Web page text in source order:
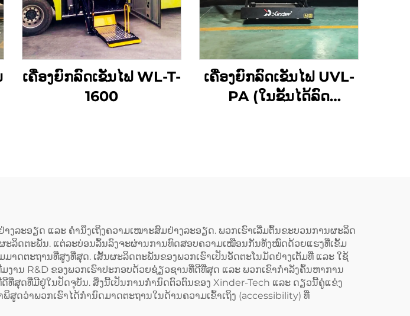
ເຄື່ອງຍົກລົດເຂັນໄຟ WL-T-
1600
ເຄື່ອງຍົກລົດເຂັນໄຟ UVL-
PA (ໃນຂັ້ນໄດ້ລົດ
ລະອຽດ ແລະ ຄຳນຶງເຖິງຄວາມເໝາະສົມຢ່າງລະອຽດ. ພວກເຮົາເລີ່ມຕົ້ນຂະບວນການຜະລິດ
ລິດຕະພັນ. ແຕ່ລະບ່ອນລົ້ນລົງຈະຜ່ານການທົດສອບຄວາມເໝືອນກັນທັງໝົດດ້ວຍແຮງທີ່ເຂັ້ມ
າດຕະຖານທີ່ສູງທີ່ສຸດ. ເສັ້ນຜະລິດຕະພັນຂອງພວກເຮົາເປັນອັດຕະໂນມັດຢ່າງເຕັມທີ່ ແລະ ໃຊ້
ນ R&D ຂອງພວກເຮົາປະກອບດ້ວຍຊ່ຽວຊານທີ່ດີທີ່ສຸດ ແລະ ພວກເຂົາກຳລັງຄົ້ນຫາການ
ສຸດທີ່ມີຢູ່ໃນປັດຈຸບັນ. ສິ່ງນີ້ເປັນການກຳນົດຕົວຕົນຂອງ Xinder-Tech ແລະ ດຽວນີ້ຄູ່ແຂ່ງ
ດວ່າພວກເຮົາໄດ້ກຳນົດມາດຕະຖານໃນດ້ານຄວາມເຂົ້າເຖິງ (accessibility) ທີ່